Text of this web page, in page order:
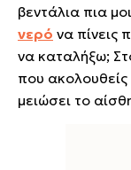
βεντάλια πια
νερό να πίνεις
να καταλήξω;
που
μειώσει το